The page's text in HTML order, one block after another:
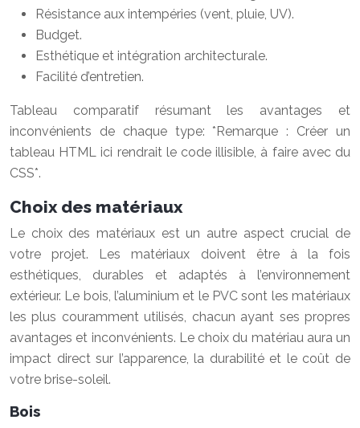
Résistance aux intempéries (vent, pluie, UV).
Budget.
Esthétique et intégration architecturale.
Facilité d’entretien.
Tableau comparatif résumant les avantages et
inconvénients de chaque type: *Remarque : Créer un
tableau HTML ici rendrait le code illisible, à faire avec du
CSS*.
Choix des matériaux
Le choix des matériaux est un autre aspect crucial de
votre projet. Les matériaux doivent être à la fois
esthétiques, durables et adaptés à l’environnement
extérieur. Le bois, l’aluminium et le PVC sont les matériaux
les plus couramment utilisés, chacun ayant ses propres
avantages et inconvénients. Le choix du matériau aura un
impact direct sur l’apparence, la durabilité et le coût de
votre brise-soleil.
Bois